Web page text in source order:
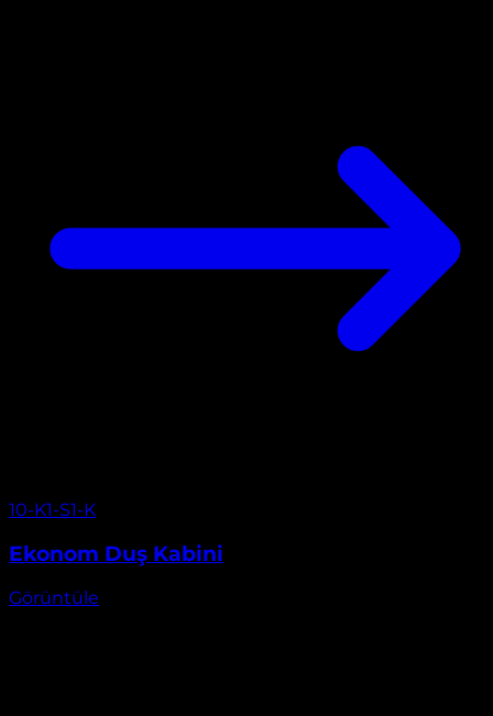
Görüntüle